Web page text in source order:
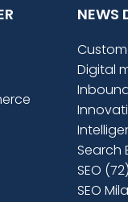
NEWS
Digital
Search
SEO (72)
SEO